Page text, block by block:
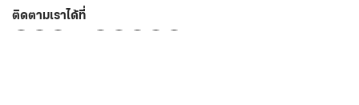
ติดตามเราได้ที่